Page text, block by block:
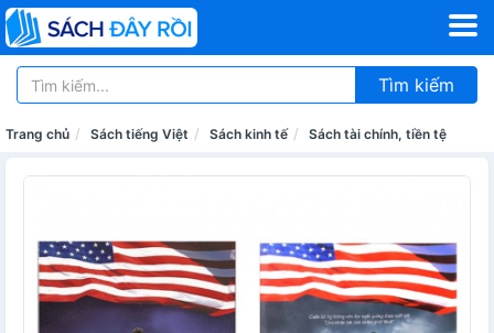
Tìm kiếm
Trang chủ Sách tiếng Việt Sách kinh tế Sách tài chính, tiền tệ